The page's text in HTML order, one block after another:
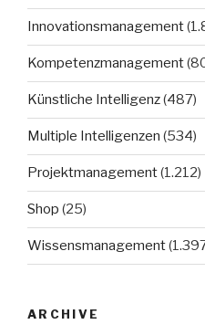
Innovationsmanagement
Kompetenzmanagement
Künstliche Intelligenz(487)
Multiple Intelligenzen (534)
Projektmanagement(1.212)
Shop (25)
Wissensmanagement
ARCHIVE